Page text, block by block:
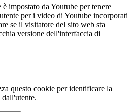
impostato da Youtube per tenere
per i video di Youtube incorporati
se il visitatore del sito web sta
versione dell'interfaccia di
questo cookie per identificare la